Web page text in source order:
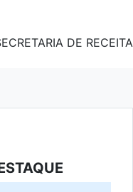
DE RECEITA